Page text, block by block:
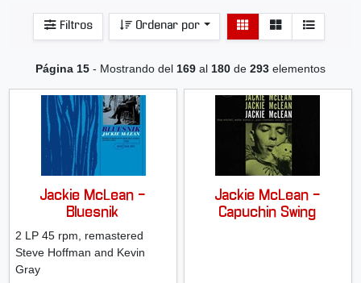
Filtros Ordenar por
detalle
Ver
listado
Página 15 - Mostrando del 169 al 180 de 293 elementos
Jackie McLean -
Bluesnik
2 LP 45 rpm, remastered
Steve Hoffman and Kevin
Gray
Jackie McLean -
Capuchin Swing